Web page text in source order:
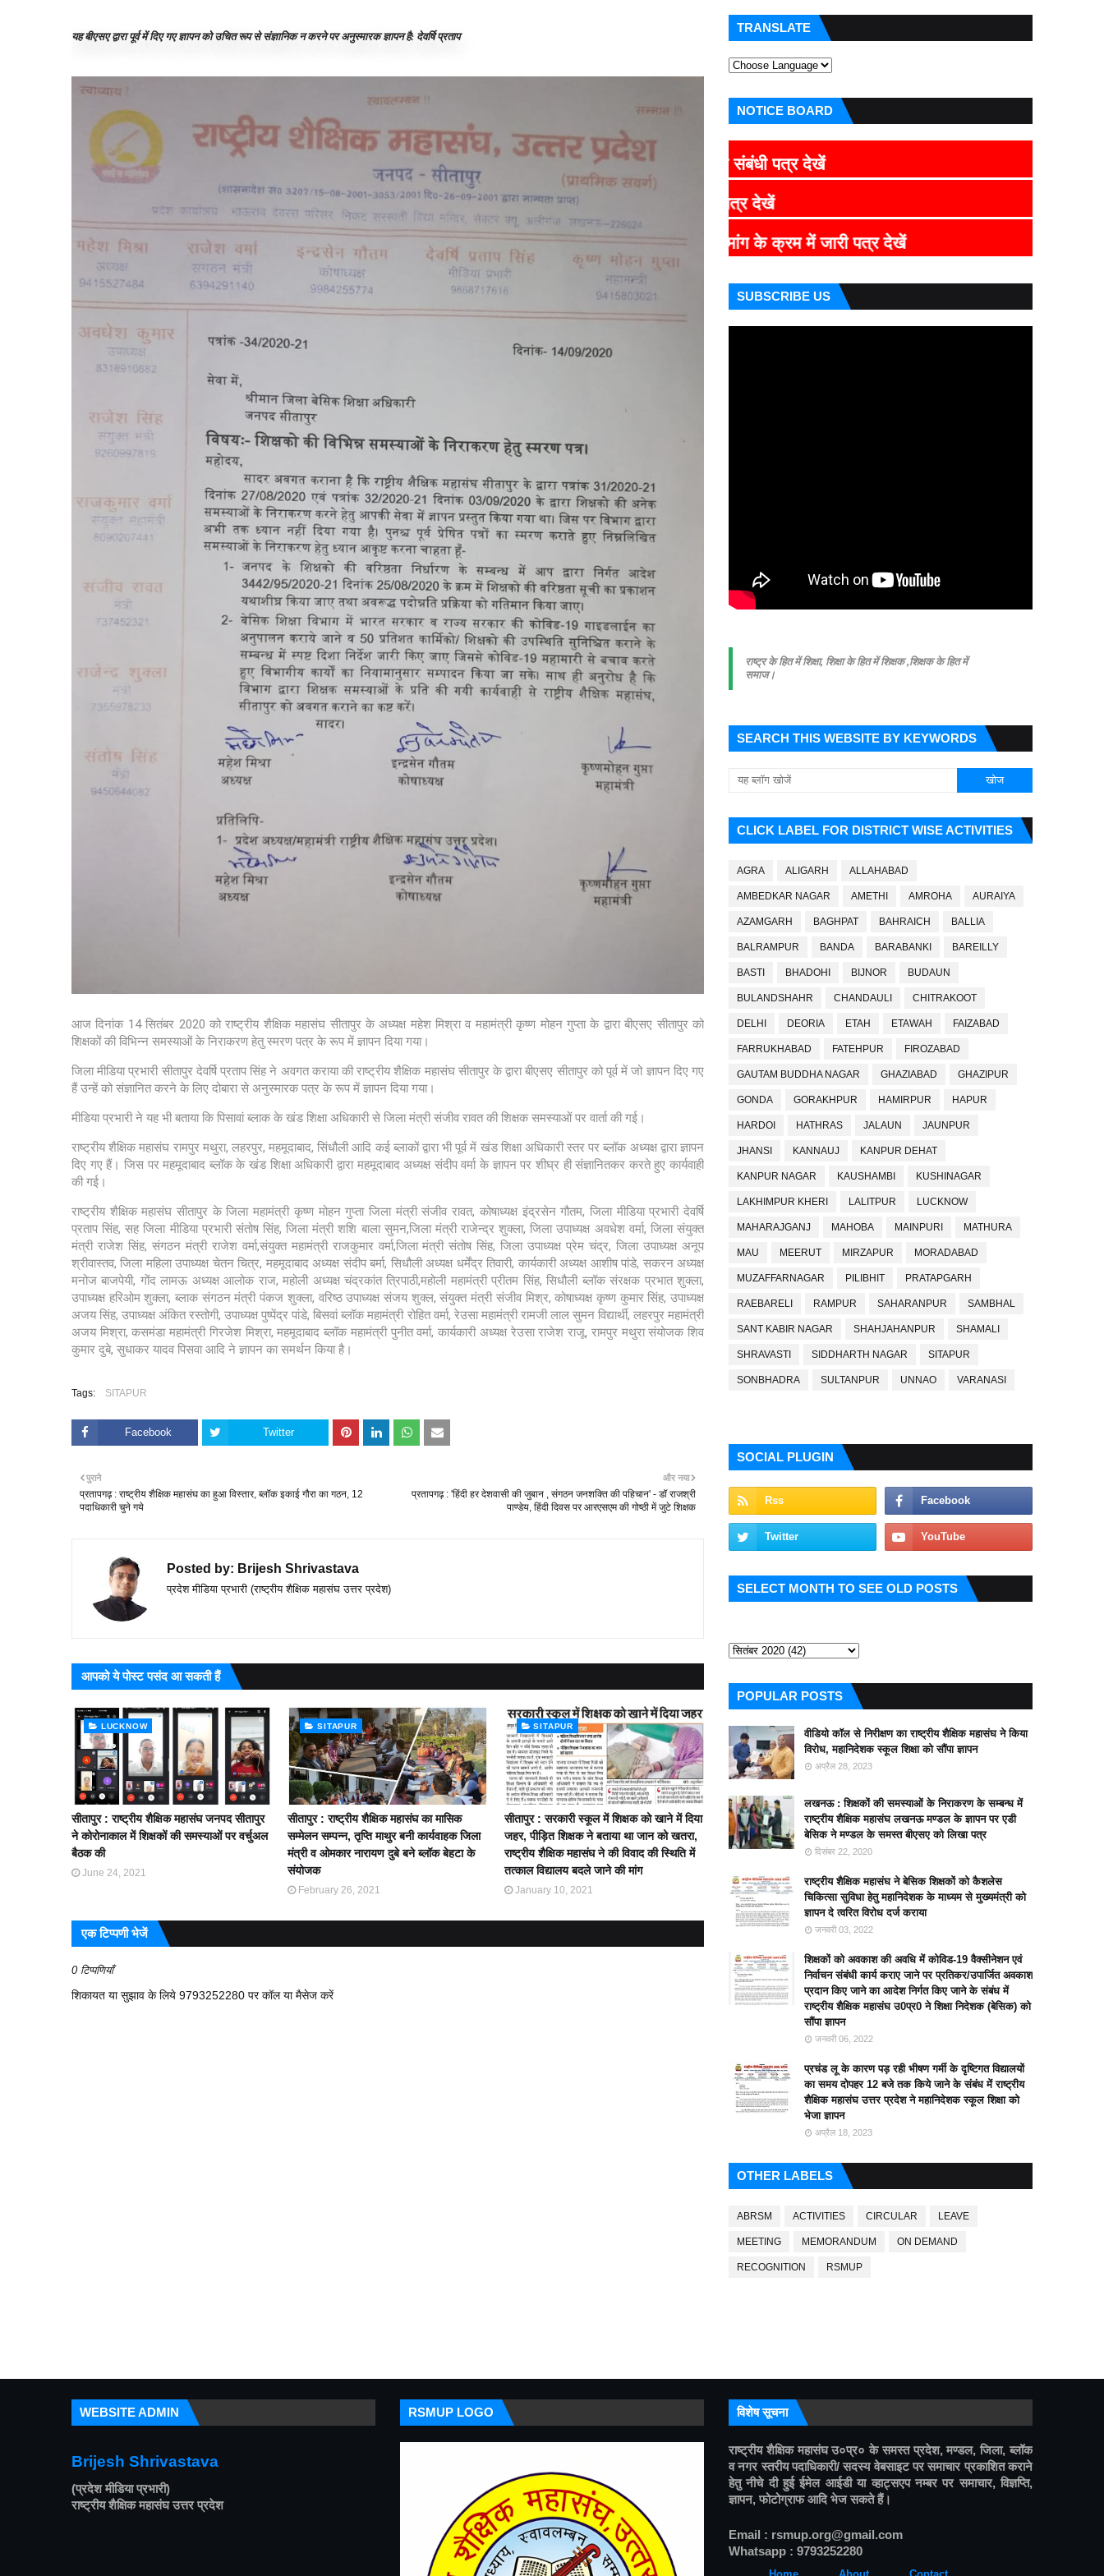
यह बीएसए द्वारा पूर्व में दिए गए ज्ञापन को उचित रूप से संज्ञानिक न करने पर अनुस्मारक ज्ञापन है: देवर्षि प्रताप
आज दिनांक 14 सितंबर 2020 को राष्ट्रीय शैक्षिक महासंघ सीतापुर के अध्यक्ष महेश मिश्रा व महामंत्री कृष्ण मोहन गुप्ता के द्वारा बीएसए सीतापुर को
शिक्षकों की विभिन्न समस्याओं के निराकरण हेतु स्मरण पत्र के रूप में ज्ञापन दिया गया।
जिला मीडिया प्रभारी सीतापुर देवर्षि प्रताप सिंह ने अवगत कराया की राष्ट्रीय शैक्षिक महासंघ सीतापुर के द्वारा बीएसए सीतापुर को पूर्व में जो ज्ञापन दिए गए
हैं उन्हें को संज्ञानित करने के लिए दोबारा से अनुस्मारक पत्र के रूप में ज्ञापन दिया गया।
मीडिया प्रभारी ने यह भी बताया कि पिसावां ब्लाक के खंड शिक्षा अधिकारी से जिला मंत्री संजीव रावत की शिक्षक समस्याओं पर वार्ता की गई।
राष्ट्रीय शैक्षिक महासंघ रामपुर मथुरा, लहरपुर, महमूदाबाद, सिंधौली आदि कई ब्लाकों द्वारा भी पूर्व में खंड शिक्षा अधिकारी स्तर पर ब्लॉक अध्यक्ष द्वारा ज्ञापन
दिए गए हैं। जिस पर महमूदाबाद ब्लॉक के खंड शिक्षा अधिकारी द्वारा महमूदाबाद अध्यक्ष संदीप वर्मा के ज्ञापन पर शीघ्र ही संज्ञानितकर करते हुए कार्यवाही
की गई।
राष्ट्रीय शैक्षिक महासंघ सीतापुर के जिला महामंत्री कृष्ण मोहन गुप्ता जिला मंत्री संजीव रावत, कोषाध्यक्ष इंद्रसेन गौतम, जिला मीडिया प्रभारी देवर्षि
प्रताप सिंह, सह जिला मीडिया प्रभारी संतोष सिंह, जिला मंत्री शशि बाला सुमन,जिला मंत्री राजेन्द्र शुक्ला, जिला उपाध्यक्ष अवधेश वर्मा, जिला संयुक्त
मंत्री राजेश सिंह, संगठन मंत्री राजेश वर्मा,संयुक्त महामंत्री राजकुमार वर्मा,जिला मंत्री संतोष सिंह, जिला उपाध्यक्ष प्रेम चंद्र, जिला उपाध्यक्ष अनूप
श्रीवास्तव, जिला महिला उपाध्यक्ष चेतन चित्र, महमूदाबाद अध्यक्ष संदीप बर्मा, सिधौली अध्यक्ष धर्मेंद्र तिवारी, कार्यकारी अध्यक्ष आशीष पांडे, सकरन अध्यक्ष
मनोज बाजपेयी, गोंद लामऊ अध्यक्ष आलोक राज, महोली अध्यक्ष चंद्रकांत त्रिपाठी,महोली महामंत्री प्रीतम सिंह, सिधौली ब्लॉक संरक्षक प्रभात शुक्ला,
उपाध्यक्ष हरिओम शुक्ला, ब्लाक संगठन मंत्री पंकज शुक्ला, वरिष्ठ उपाध्यक्ष संजय शुक्ल, संयुक्त मंत्री संजीव मिश्र, कोषाध्यक्ष कृष्ण कुमार सिंह, उपाध्यक्ष
अजय सिंह, उपाध्यक्ष अंकित रस्तोगी, उपाध्यक्ष पुष्पेंद्र पांडे, बिसवां ब्लॉक महामंत्री रोहित वर्मा, रेउसा महामंत्री रामजी लाल सुमन विद्यार्थी, लहरपुर महामंत्री
अजय मिश्रा, कसमंडा महामंत्री गिरजेश मिश्रा, महमूदाबाद ब्लॉक महामंत्री पुनीत वर्मा, कार्यकारी अध्यक्ष रेउसा राजेश राजू, रामपुर मथुरा संयोजक शिव
कुमार दुबे, सुधाकर यादव पिसवा आदि ने ज्ञापन का समर्थन किया है।
Tags: SITAPUR
Facebook Twitter
और नया
प्रतापगढ़ : 'हिंदी हर देशवासी की जुबान , संगठन जनशक्ति की पहिचान' - डॉ राजश्री
पाण्डेय, हिंदी दिवस पर आरएसएम की गोष्ठी में जुटे शिक्षक
पुराने
प्रतापगढ़ : राष्ट्रीय शैक्षिक महासंघ का हुआ विस्तार, ब्लॉक इकाई गौरा का गठन, 12
पदाधिकारी चुने गये
Posted by: Brijesh Shrivastava
प्रदेश मीडिया प्रभारी (राष्ट्रीय शैक्षिक महासंघ उत्तर प्रदेश)
आपको ये पोस्ट पसंद आ सकती हैं
LUCKNOW
सीतापुर : राष्ट्रीय शैक्षिक महासंघ जनपद सीतापुर
ने कोरोनाकाल में शिक्षकों की समस्याओं पर वर्चुअल
बैठक की
June 24, 2021
SITAPUR
सीतापुर : राष्ट्रीय शैक्षिक महासंघ का मासिक
सम्मेलन सम्पन्न, तृप्ति माथुर बनी कार्यवाहक जिला
मंत्री व ओमकार नारायण दुबे बने ब्लॉक बेहटा के
संयोजक
February 26, 2021
SITAPUR
सीतापुर : सरकारी स्कूल में शिक्षक को खाने में दिया
जहर, पीड़ित शिक्षक ने बताया था जान को खतरा,
राष्ट्रीय शैक्षिक महासंघ ने की विवाद की स्थिति में
तत्काल विद्यालय बदले जाने की मांग
January 10, 2021
एक टिप्पणी भेजें
0 टिप्पणियाँ
शिकायत या सुझाव के लिये 9793252280 पर कॉल या मैसेज करें
TRANSLATE
NOTICE BOARD
CLICK HEREमान्यता संबंधी पत्र देखें
CLICK HEREमांग के क्रम में जारी पत्र देखें
SUBSCRIBE US
राष्ट्र के हित में शिक्षा, शिक्षा के हित में शिक्षक ,शिक्षक के हित में
समाज।
SEARCH THIS WEBSITE BY KEYWORDS
CLICK LABEL FOR DISTRICT WISE ACTIVITIES
AGRA ALIGARH ALLAHABAD
AMBEDKAR NAGAR AMETHI AMROHA AURAIYA
AZAMGARH BAGHPAT BAHRAICH BALLIA
BALRAMPUR BANDA BARABANKI BAREILLY
BASTI BHADOHI BIJNOR BUDAUN
BULANDSHAHR CHANDAULI CHITRAKOOT
DELHI DEORIA ETAH ETAWAH FAIZABAD
FARRUKHABAD FATEHPUR FIROZABAD
GAUTAM BUDDHA NAGAR GHAZIABAD GHAZIPUR
GONDA GORAKHPUR HAMIRPUR HAPUR
HARDOI HATHRAS JALAUN JAUNPUR
JHANSI KANNAUJ KANPUR DEHAT
KANPUR NAGAR KAUSHAMBI KUSHINAGAR
LAKHIMPUR KHERI LALITPUR LUCKNOW
MAHARAJGANJ MAHOBA MAINPURI MATHURA
MAU MEERUT MIRZAPUR MORADABAD
MUZAFFARNAGAR PILIBHIT PRATAPGARH
RAEBARELI RAMPUR SAHARANPUR SAMBHAL
SANT KABIR NAGAR SHAHJAHANPUR SHAMALI
SHRAVASTI SIDDHARTH NAGAR SITAPUR
SONBHADRA SULTANPUR UNNAO VARANASI
SOCIAL PLUGIN
SELECT MONTH TO SEE OLD POSTS
POPULAR POSTS
वीडियो कॉल से निरीक्षण का राष्ट्रीय शैक्षिक महासंघ ने किया
विरोध, महानिदेशक स्कूल शिक्षा को सौंपा ज्ञापन
अप्रैल 28, 2023
लखनऊ : शिक्षकों की समस्याओं के निराकरण के सम्बन्ध में
राष्ट्रीय शैक्षिक महासंघ लखनऊ मण्डल के ज्ञापन पर एडी
बेसिक ने मण्डल के समस्त बीएसए को लिखा पत्र
दिसंबर 22, 2020
राष्ट्रीय शैक्षिक महासंघ ने बेसिक शिक्षकों को कैशलेस
चिकित्सा सुविधा हेतु महानिदेशक के माध्यम से मुख्यमंत्री को
ज्ञापन दे त्वरित विरोध दर्ज कराया
जनवरी 03, 2022
शिक्षकों को अवकाश की अवधि में कोविड-19 वैक्सीनेशन एवं
निर्वाचन संबंधी कार्य कराए जाने पर प्रतिकर/उपार्जित अवकाश
प्रदान किए जाने का आदेश निर्गत किए जाने के संबंध में
राष्ट्रीय शैक्षिक महासंघ उ0प्र0 ने शिक्षा निदेशक (बेसिक) को
सौंपा ज्ञापन
जनवरी 06, 2022
प्रचंड लू के कारण पड़ रही भीषण गर्मी के दृष्टिगत विद्यालयों
का समय दोपहर 12 बजे तक किये जाने के संबंध में राष्ट्रीय
शैक्षिक महासंघ उत्तर प्रदेश ने महानिदेशक स्कूल शिक्षा को
भेजा ज्ञापन
अप्रैल 18, 2023
OTHER LABELS
ABRSM ACTIVITIES CIRCULAR LEAVE
MEETING MEMORANDUM ON DEMAND
RECOGNITION RSMUP
WEBSITE ADMIN
Brijesh Shrivastava
(प्रदेश मीडिया प्रभारी)
राष्ट्रीय शैक्षिक महासंघ उत्तर प्रदेश
RSMUP LOGO विशेष सूचना
राष्ट्रीय शैक्षिक महासंघ उ०प्र० के समस्त प्रदेश, मण्डल, जिला, ब्लॉक
व नगर स्तरीय पदाधिकारी/ सदस्य वेबसाइट पर समाचार प्रकाशित कराने
हेतु नीचे दी हुई ईमेल आईडी या व्हाट्सएप नम्बर पर समाचार, विज्ञप्ति,
ज्ञापन, फोटोग्राफ आदि भेज सकते हैं।
Email : rsmup.org@gmail.com
Whatsapp : 9793252280